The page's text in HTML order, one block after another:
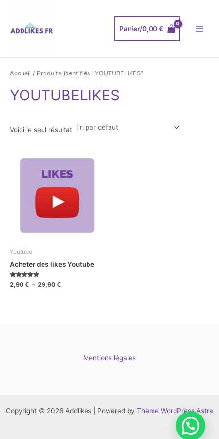
contenu
Panier/0,00€
Menu
Accueil / Produits identifiés “YOUTUBELIKES”
YOUTUBELIKES
Voici le seul résultat
Youtube
Acheter des likes Youtube
Note
5.00
2,90 € – 29,90 €
de
2,90 €
29,90 €
Mentions légales
Copyright © 2026 Addlikes | Powered by Thème WordPress Astra